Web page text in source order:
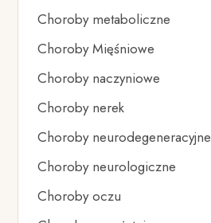
Choroby metaboliczne
Choroby Mięśniowe
Choroby naczyniowe
Choroby nerek
Choroby neurodegeneracyjne
Choroby neurologiczne
Choroby oczu